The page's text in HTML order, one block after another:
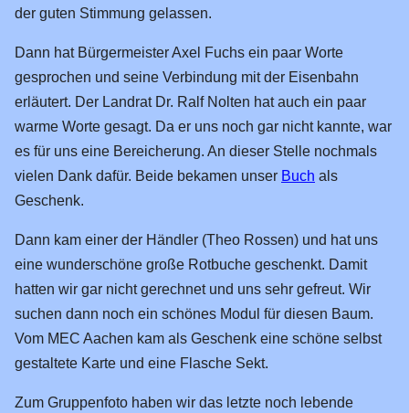
Presse
WDR
Ehrenpreis
40 Jahre EAKJ
30 Jahre EAKJ
Große Fahrzeuge
Vorbild-Fotos
Tage der offenen Tür
02.05.2026
23.09.2023
17.04.2016
17.11.2013
der guten Stimmung gelassen.
Dann hat Bürgermeister Axel Fuchs ein paar Worte
gesprochen und seine Verbindung mit der Eisenbahn
erläutert. Der Landrat Dr. Ralf Nolten hat auch ein paar
warme Worte gesagt. Da er uns noch gar nicht kannte, war
es für uns eine Bereicherung. An dieser Stelle nochmals
vielen Dank dafür. Beide bekamen unser Buch als
Geschenk.
Dann kam einer der Händler (Theo Rossen) und hat uns
eine wunderschöne große Rotbuche geschenkt. Damit
hatten wir gar nicht gerechnet und uns sehr gefreut. Wir
suchen dann noch ein schönes Modul für diesen Baum.
Vom MEC Aachen kam als Geschenk eine schöne selbst
gestaltete Karte und eine Flasche Sekt.
Zum Gruppenfoto haben wir das letzte noch lebende